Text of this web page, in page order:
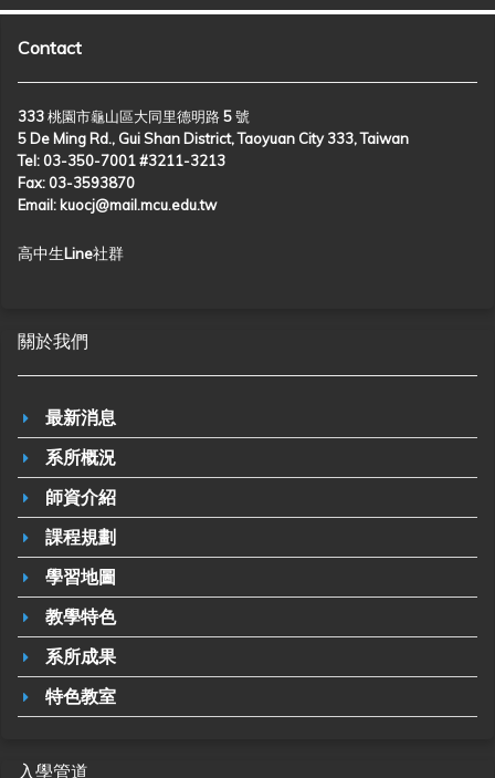
Contact
333 桃園市龜山區大同里德明路 5 號
5 De Ming Rd., Gui Shan District, Taoyuan City 333, Taiwan
Tel: 03-350-7001 #3211-3213
Fax: 03-3593870
Email: kuocj@mail.mcu.edu.tw
高中生Line社群
關於我們
最新消息
系所概況
師資介紹
課程規劃
學習地圖
教學特色
系所成果
特色教室
入學管道